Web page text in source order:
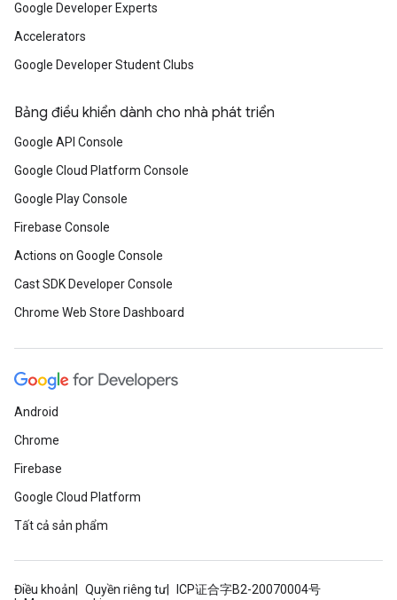
Google Developer Experts
Accelerators
Google Developer Student Clubs
Bảng điều khiển dành cho nhà phát triển
Google API Console
Google Cloud Platform Console
Google Play Console
Firebase Console
Actions on Google Console
Cast SDK Developer Console
Chrome Web Store Dashboard
Android
Chrome
Firebase
Google Cloud Platform
Tất cả sản phẩm
Điều khoản Quyền riêng tư
ICP证合字B2-20070004号